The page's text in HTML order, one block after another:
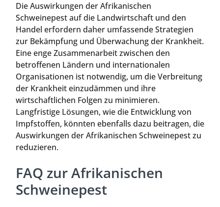
Die Auswirkungen der Afrikanischen
Schweinepest auf die Landwirtschaft und den
Handel erfordern daher umfassende Strategien
zur Bekämpfung und Überwachung der Krankheit.
Eine enge Zusammenarbeit zwischen den
betroffenen Ländern und internationalen
Organisationen ist notwendig, um die Verbreitung
der Krankheit einzudämmen und ihre
wirtschaftlichen Folgen zu minimieren.
Langfristige Lösungen, wie die Entwicklung von
Impfstoffen, könnten ebenfalls dazu beitragen, die
Auswirkungen der Afrikanischen Schweinepest zu
reduzieren.
FAQ zur Afrikanischen
Schweinepest